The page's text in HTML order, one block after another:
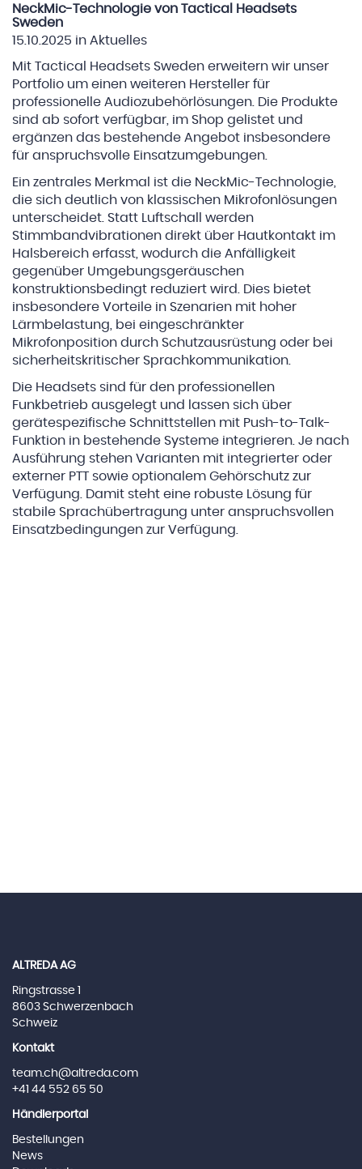
NeckMic-Technologie von Tactical Headsets
Sweden
15.10.2025 in Aktuelles
Mit Tactical Headsets Sweden erweitern wir unser
Portfolio um einen weiteren Hersteller für
professionelle Audiozubehörlösungen. Die Produkte
sind ab sofort verfügbar, im Shop gelistet und
ergänzen das bestehende Angebot insbesondere
für anspruchsvolle Einsatzumgebungen.
Ein zentrales Merkmal ist die NeckMic-Technologie,
die sich deutlich von klassischen Mikrofonlösungen
unterscheidet. Statt Luftschall werden
Stimmbandvibrationen direkt über Hautkontakt im
Halsbereich erfasst, wodurch die Anfälligkeit
gegenüber Umgebungsgeräuschen
konstruktionsbedingt reduziert wird. Dies bietet
insbesondere Vorteile in Szenarien mit hoher
Lärmbelastung, bei eingeschränkter
Mikrofonposition durch Schutzausrüstung oder bei
sicherheitskritischer Sprachkommunikation.
Die Headsets sind für den professionellen
Funkbetrieb ausgelegt und lassen sich über
gerätespezifische Schnittstellen mit Push-to-Talk-
Funktion in bestehende Systeme integrieren. Je nach
Ausführung stehen Varianten mit integrierter oder
externer PTT sowie optionalem Gehörschutz zur
Verfügung. Damit steht eine robuste Lösung für
stabile Sprachübertragung unter anspruchsvollen
Einsatzbedingungen zur Verfügung.
ALTREDA AG
Ringstrasse 1
8603 Schwerzenbach
Schweiz
Kontakt
team.ch@altreda.com
+41 44 552 65 50
Händlerportal
Bestellungen
News